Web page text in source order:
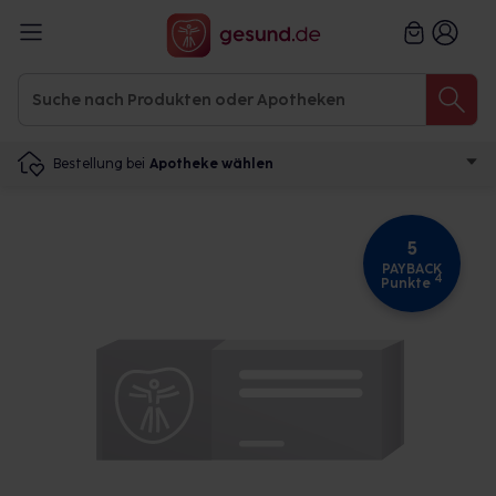
Bestellung bei Apotheke wählen
5
PAYBACK
Punkte 4